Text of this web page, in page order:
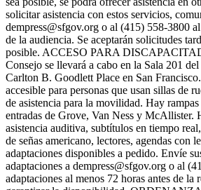
solicitar asistencia con estos servicios,
dempress@sfgov.org o al (415) 558-3800
de la audiencia. Se aceptarán solicitudes
posible. ACCESO PARA
Consejo se llevará a cabo en la Sala 201
Carlton B. Goodlett Place en San
accesible para personas que usan sillas de
de asistencia para la movilidad. Hay
entradas de Grove, Van Ness y McAllister.
asistencia auditiva, subtítulos en tiempo
de señas americano, lectores, agendas con
adaptaciones disponibles a pedido. Envíe
adaptaciones a dempress@sfgov.org o al
adaptaciones al menos 72 horas antes de la